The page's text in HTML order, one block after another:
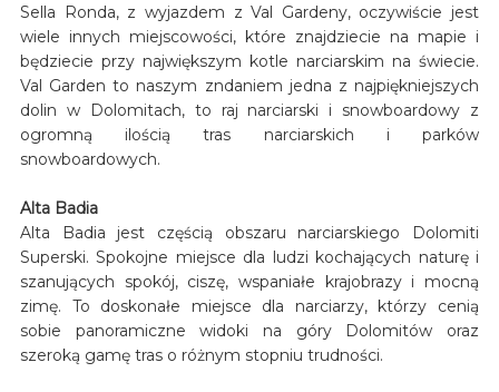
Sella Ronda, z wyjazdem z Val Gardeny, oczywiście jest
wiele innych miejscowości, które znajdziecie na mapie i
będziecie przy największym kotle narciarskim na świecie.
Val Garden to naszym zndaniem jedna z najpiękniejszych
dolin w Dolomitach, to raj narciarski i snowboardowy z
ogromną ilością tras narciarskich i parków
snowboardowych.
Alta Badia
Alta Badia jest częścią obszaru narciarskiego Dolomiti
Superski. Spokojne miejsce dla ludzi kochających naturę i
szanujących spokój, ciszę, wspaniałe krajobrazy i mocną
zimę. To doskonałe miejsce dla narciarzy, którzy cenią
sobie panoramiczne widoki na góry Dolomitów oraz
szeroką gamę tras o różnym stopniu trudności.